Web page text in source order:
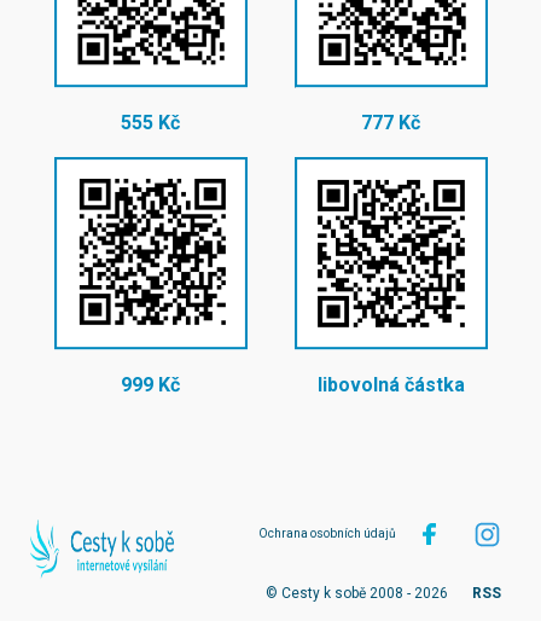
555 Kč 777 Kč
999 Kč libovolná částka
Ochrana osobních údajů
© Cesty k sobě 2008 - 2026 RSS